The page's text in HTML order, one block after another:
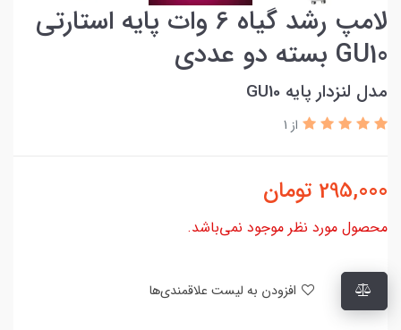
لامپ رشد گیاه 6 وات پایه استارتی
GU10 بسته دو عددی
مدل لنزدار پایه GU10
از 1
295,000 تومان
محصول مورد نظر موجود نمی‌باشد.